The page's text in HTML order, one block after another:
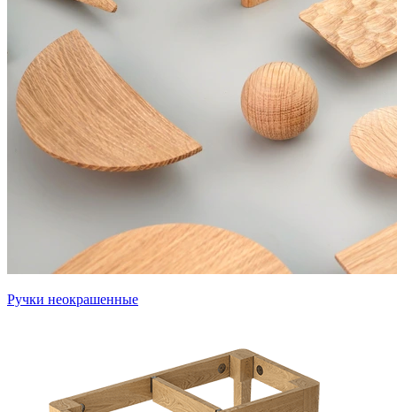
Ручки неокрашенные